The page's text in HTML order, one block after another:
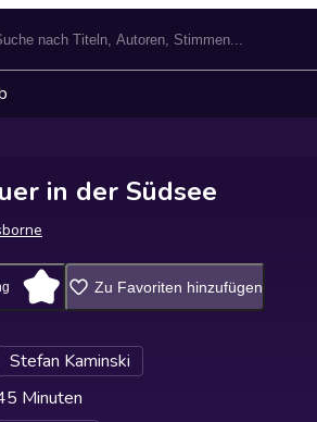
in der Südsee
Zu Favoriten hinzufügen
Stefan Kaminski
Minuten